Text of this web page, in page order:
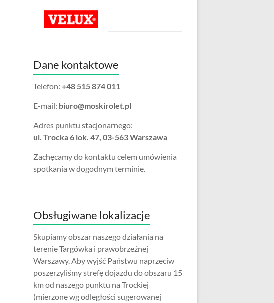
Dane kontaktowe
Telefon: +48 515 874 011
E-mail: biuro@moskirolet.pl
Adres punktu stacjonarnego:
ul. Trocka 6 lok. 47, 03-563 Warszawa
Zachęcamy do kontaktu celem umówienia
spotkania w dogodnym terminie.
Obsługiwane lokalizacje
Skupiamy obszar naszego działania na
terenie Targówka i prawobrzeżnej
Warszawy. Aby wyjść Państwu naprzeciw
poszerzyliśmy strefę dojazdu do obszaru 15
km od naszego punktu na Trockiej
(mierzone wg odległości sugerowanej